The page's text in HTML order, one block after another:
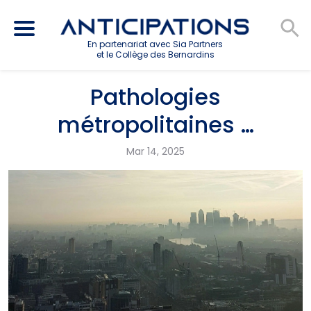
En partenariat avec Sia Partners
et le Collège des Bernardins
Pathologies
métropolitaines …
Mar 14, 2025